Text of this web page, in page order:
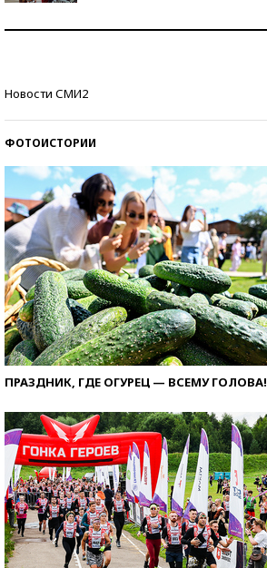
Новости СМИ2
ФОТОИСТОРИИ
ПРАЗДНИК, ГДЕ ОГУРЕЦ — ВСЕМУ ГОЛОВА!